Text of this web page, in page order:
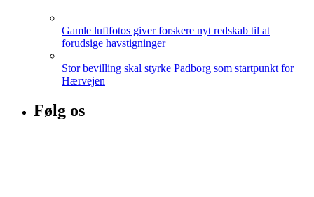
Gamle luftfotos giver forskere nyt redskab til at
forudsige havstigninger
Stor bevilling skal styrke Padborg som startpunkt for
Hærvejen
Følg os